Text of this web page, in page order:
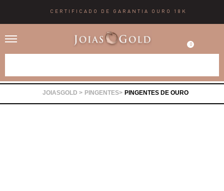
CERTIFICADO DE GARANTIA OURO 18K
0
PINGENTES PINGENTES DE OURO